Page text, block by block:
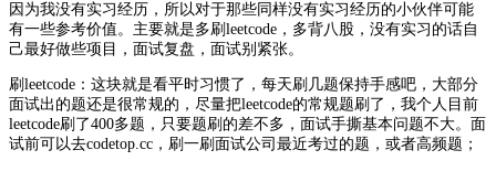
因为我没有实习经历，所以对于那些同样没有实习经历的小伙伴可能
有一些参考价值。主要就是多刷leetcode，多背八股，没有实习的话自
己最好做些项目，面试复盘，面试别紧张。
刷leetcode：这块就是看平时习惯了，每天刷几题保持手感吧，大部分
面试出的题还是很常规的，尽量把leetcode的常规题刷了，我个人目前
leetcode刷了400多题，只要题刷的差不多，面试手撕基本问题不大。面
试前可以去codetop.cc，刷一刷面试公司最近考过的题，或者高频题；